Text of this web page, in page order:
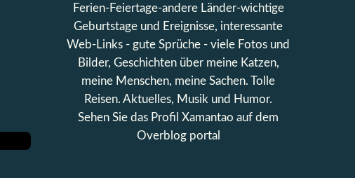
Ferien-Feiertage-andere Länder-wichtige
Geburtstage und Ereignisse, interessante
Web-Links - gute Sprüche - viele Fotos und
Bilder, Geschichten über meine Katzen,
meine Menschen, meine Sachen. Tolle
Reisen. Aktuelles, Musik und Humor.
Sehen Sie das Profil Xamantao auf dem
Overblog portal